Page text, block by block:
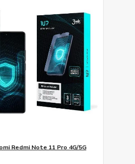
Redmi Note 11 Pro 4G/5G